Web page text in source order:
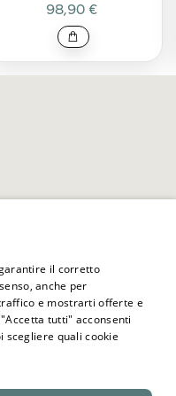
98,90 €
il corretto
anche per
e mostrarti offerte e
tutti" acconsenti
scegliere quali cookie